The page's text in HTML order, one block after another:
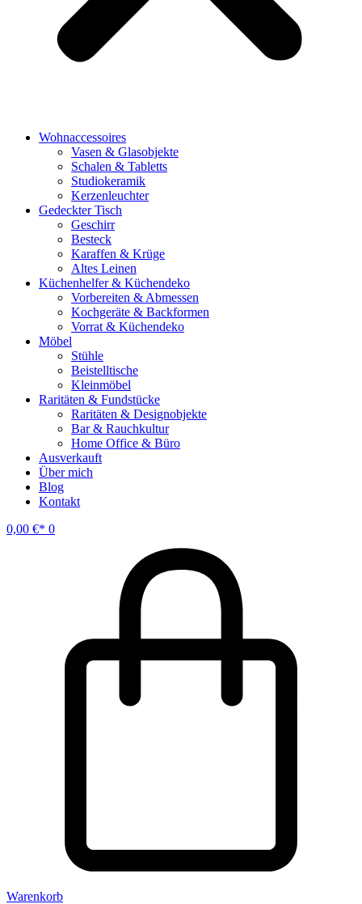
Wohnaccessoires
Vasen & Glasobjekte
Schalen & Tabletts
Studiokeramik
Kerzenleuchter
Gedeckter Tisch
Geschirr
Besteck
Karaffen & Krüge
Altes Leinen
Küchenhelfer & Küchendeko
Vorbereiten & Abmessen
Kochgeräte & Backformen
Vorrat & Küchendeko
Möbel
Stühle
Beistelltische
Kleinmöbel
Raritäten & Fundstücke
Raritäten & Designobjekte
Bar & Rauchkultur
Home Office & Büro
Ausverkauft
Über mich
Blog
Kontakt
0,00 € 0
Warenkorb